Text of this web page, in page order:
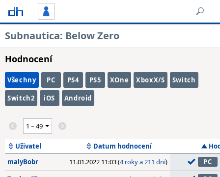
Subnautica: Below Zero
Hodnocení
Všechny PC PS4 PS5 XOne XboxX/S Switch
Switch2 iOS Android
Uživatel Datum hodnocení
malyBobr
11.01.2022 11:03 (4 roky a 211 dní)
PC